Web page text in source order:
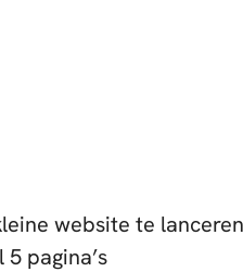
website te
pagina’s